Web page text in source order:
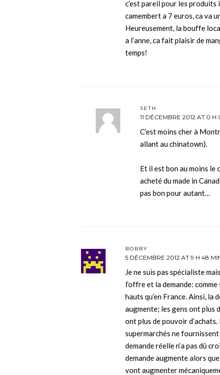
c’est pareil pour les produits
camembert a 7 euros, ca va
Heureusement, la bouffe
a l’anne, ca fait plaisir de
temps!
SETH
11 DÉCEMBRE 2012 AT 0 H
C’est moins cher à
allant au chinatown).
Et il est bon au moins le
acheté du made in
pas bon pour autant…
BOBBY
5 DÉCEMBRE 2012 AT 9 H 48
Je ne suis pas spécialiste
l’offre et la demande:
hauts qu’en France. Ainsi, la
augmente; les gens ont plus
ont plus de pouvoir
supermarchés ne
demande réelle n’a pas dû
demande augmente alors
vont augmenter